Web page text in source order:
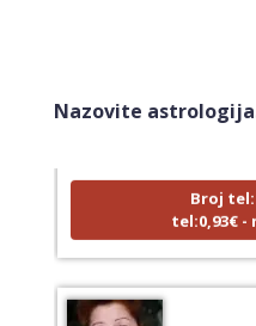
Nazovite
Broj tel:
tel:0,93€ -